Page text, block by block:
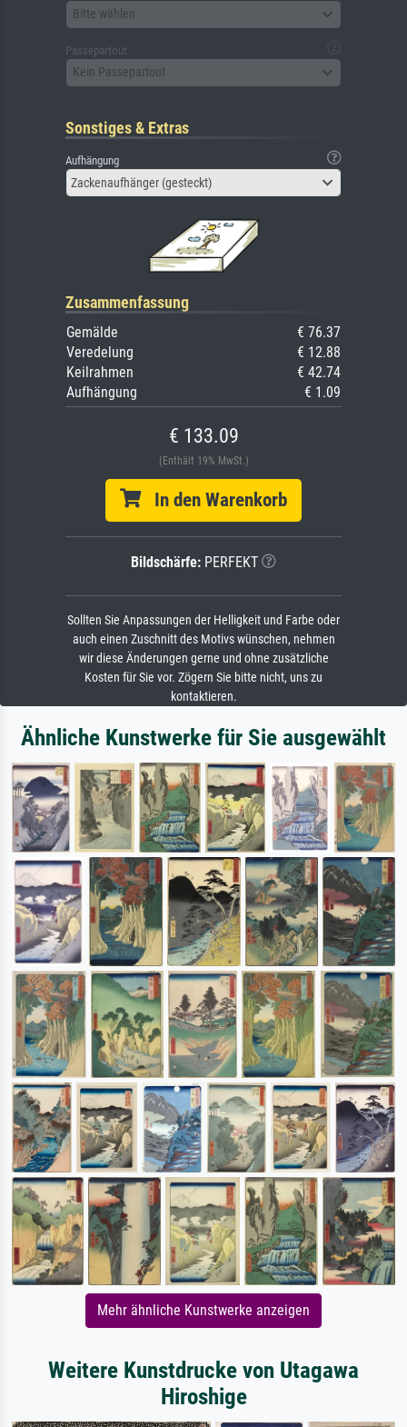
Bitte wählen
Passepartout
Kein Passepartout
Sonstiges & Extras
Aufhängung
Zackenaufhänger (gesteckt)
Zusammenfassung
Gemälde
€ 76.37
Veredelung
€ 12.88
Keilrahmen
€ 42.74
Aufhängung
€ 1.09
€ 133.09
(Enthält 19% MwSt.)
In den Warenkorb
Bildschärfe: PERFEKT
Sollten Sie Anpassungen der Helligkeit und Farbe oder
auch einen Zuschnitt des Motivs wünschen, nehmen
wir diese Änderungen gerne und ohne zusätzliche
Kosten für Sie vor. Zögern Sie bitte nicht, uns zu
kontaktieren.
Ähnliche Kunstwerke für Sie ausgewählt
Mehr ähnliche Kunstwerke anzeigen
Weitere Kunstdrucke von Utagawa
Hiroshige